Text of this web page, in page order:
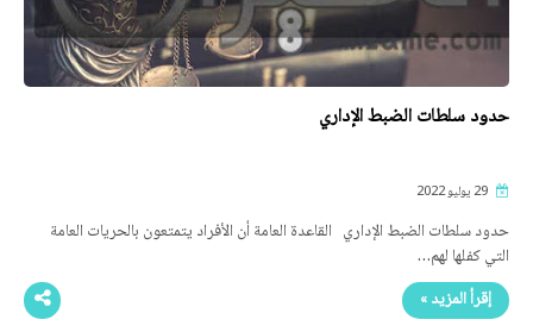
حدود سلطات الضبط الإداري
حدود سلطات الضبط الإداري القاعدة العامة أن الأفراد يتمتعون بالحريات العامة
التي كفلها لهم…
إقرأ المزيد »